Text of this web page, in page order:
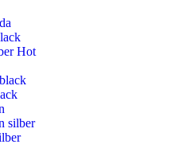
Hot
silber